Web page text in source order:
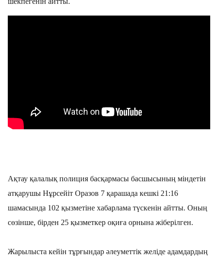
Ақтау қалалық полиция басқармасы басшысының міндетін
атқарушы Нұрсейіт Оразов 7 қарашада кешкі 21:16
шамасында 102 қызметіне хабарлама түскенін айтты. Оның
сөзінше, бірден 25 қызметкер оқиға орнына жіберілген.
Жарылыста кейін тұрғындар әлеуметтік желіде адамдардың